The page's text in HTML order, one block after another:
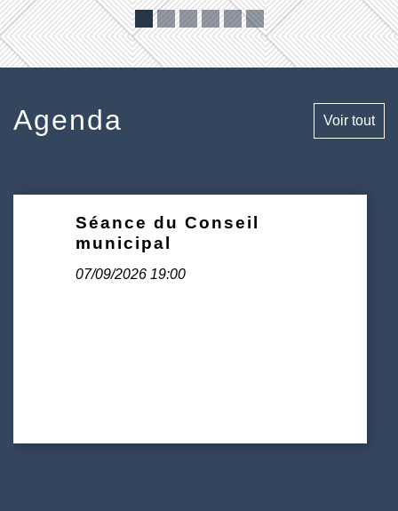
Agenda Voir tout
Séance du Conseil
municipal
07/09/2026 19:00